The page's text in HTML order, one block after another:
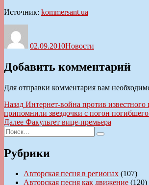
Источник: kommersant.ua
02.09.2010Новости
Добавить комментарий
Для отправки комментария вам
Навигация
по
записям
Назад Предыдущая
запись:
Интернет-война против
припомнили звездочки с погон
Далее Следующая
Факультет вице-премьера
Искать:
Поиск
Рубрики
Авторская песня в регионах (107)
Авторская песня как движение (120)